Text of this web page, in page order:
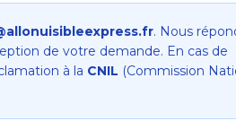
. Nous
de votre demande. En cas de
à la CNIL (Commission